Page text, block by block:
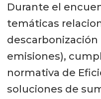
Durante el
temáticas
emisiones),
normativa de
soluciones de